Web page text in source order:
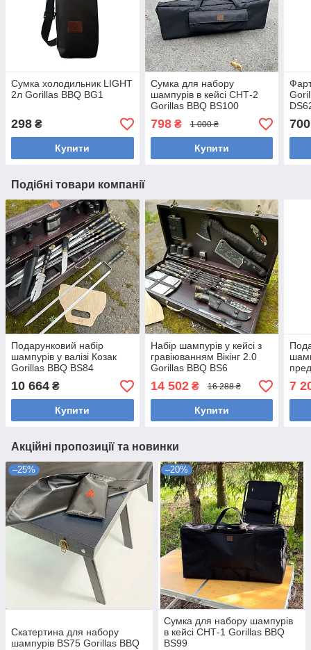
Сумка холодильник LIGHT
2л Gorillas BBQ BG1
298 ₴
Купити
Сумка для набору
шампурів в кейсі СНТ-2
Gorillas BBQ BS100
798₴ 1 000 ₴
Купити
700
Подібні товари компанії
Подарунковий набір
шампурів у валізі Козак
Gorillas BBQ BS84
10 664 ₴
Купити
Набір шампурів у кейсі з
гравіюванням Вікінг 2.0
Gorillas BBQ BS6
14 502₴ 16 288 ₴
Купити
7
Акційні пропозиції та новинки
–25%
Скатертина для набору
шампурів BS75 Gorillas BBQ
–20%
Сумка для набору шампурів
в кейсі СНТ-1 Gorillas BBQ
BS99